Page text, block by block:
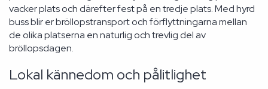
vacker plats och därefter fest på en tredje plats. Med hyrd
buss blir er bröllopstransport och förflyttningarna mellan
de olika platserna en naturlig och trevlig del av
bröllopsdagen.
Lokal kännedom och pålitlighet